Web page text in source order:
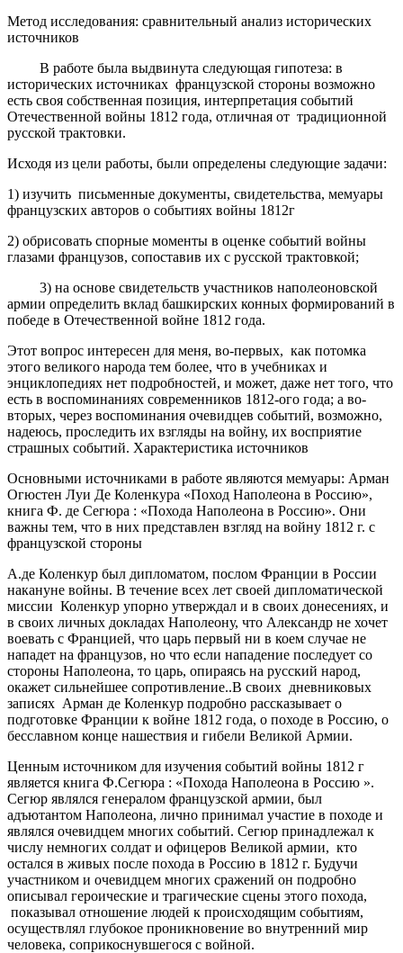
Метод исследования: сравнительный анализ исторических
источников
В работе была выдвинута следующая гипотеза: в
исторических источниках французской стороны возможно
есть своя собственная позиция, интерпретация событий
Отечественной войны 1812 года, отличная от традиционной
русской трактовки.
Исходя из цели работы, были определены следующие задачи:
1) изучить письменные документы, свидетельства, мемуары
французских авторов о событиях войны 1812г
2) обрисовать спорные моменты в оценке событий войны
глазами французов, сопоставив их с русской трактовкой;
3) на основе свидетельств участников наполеоновской
армии определить вклад башкирских конных формирований в
победе в Отечественной войне 1812 года.
Этот вопрос интересен для меня, во-первых, как потомка
этого великого народа тем более, что в учебниках и
энциклопедиях нет подробностей, и может, даже нет того, что
есть в воспоминаниях современников 1812-ого года; а во-
вторых, через воспоминания очевидцев событий, возможно,
надеюсь, проследить их взгляды на войну, их восприятие
страшных событий. Характеристика источников
Основными источниками в работе являются мемуары: Арман
Огюстен Луи Де Коленкура «Поход Наполеона в Россию»,
книга Ф. де Сегюра : «Похода Наполеона в Россию». Они
важны тем, что в них представлен взгляд на войну 1812 г. с
французской стороны
А.де Коленкур был дипломатом, послом Франции в России
накануне войны. В течение всех лет своей дипломатической
миссии Коленкур упорно утверждал и в своих донесениях, и
в своих личных докладах Наполеону, что Александр не хочет
воевать с Францией, что царь первый ни в коем случае не
нападет на французов, но что если нападение последует со
стороны Наполеона, то царь, опираясь на русский народ,
окажет сильнейшее сопротивление..В своих дневниковых
записях Арман де Коленкур подробно рассказывает о
подготовке Франции к войне 1812 года, о походе в Россию, о
бесславном конце нашествия и гибели Великой Армии.
Ценным источником для изучения событий войны 1812 г
является книга Ф.Сегюра : «Похода Наполеона в Россию ».
Сегюр являлся генералом французской армии, был
адъютантом Наполеона, лично принимал участие в походе и
являлся очевидцем многих событий. Сегюр принадлежал к
числу немногих солдат и офицеров Великой армии, кто
остался в живых после похода в Россию в 1812 г. Будучи
участником и очевидцем многих сражений он подробно
описывал героические и трагические сцены этого похода,
показывал отношение людей к происходящим событиям,
осуществлял глубокое проникновение во внутренний мир
человека, соприкоснувшегося с войной.